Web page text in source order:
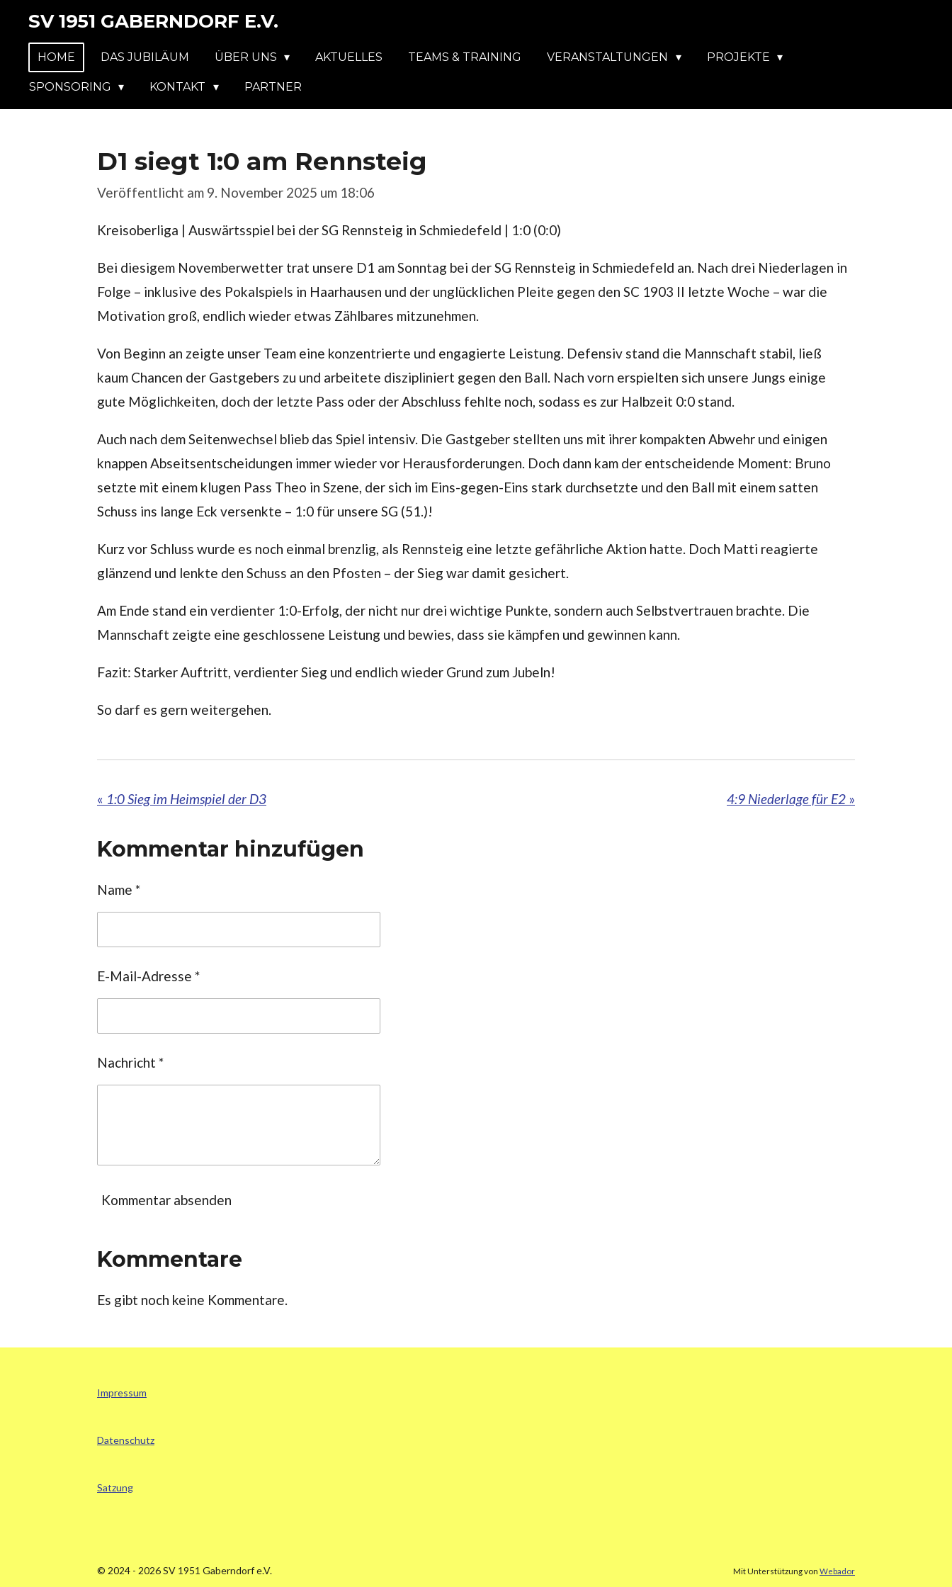
Zum
Hauptinhalt
SV 1951 GABERNDORF E.V.
HOME DAS JUBILÄUM ÜBER UNS AKTUELLES TEAMS & TRAINING VERANSTALTUNGEN PROJEKTE
SPONSORING KONTAKT PARTNER
D1 siegt 1:0 am Rennsteig
Veröffentlicht am 9. November 2025 um 18:06
Kreisoberliga | Auswärtsspiel bei der SG Rennsteig in Schmiedefeld | 1:0 (0:0)
Bei diesigem Novemberwetter trat unsere D1 am Sonntag bei der SG Rennsteig in Schmiedefeld an. Nach drei Niederlagen in
Folge – inklusive des Pokalspiels in Haarhausen und der unglücklichen Pleite gegen den SC 1903 II letzte Woche – war die
Motivation groß, endlich wieder etwas Zählbares mitzunehmen.
Von Beginn an zeigte unser Team eine konzentrierte und engagierte Leistung. Defensiv stand die Mannschaft stabil, ließ
kaum Chancen der Gastgebers zu und arbeitete diszipliniert gegen den Ball. Nach vorn erspielten sich unsere Jungs einige
gute Möglichkeiten, doch der letzte Pass oder der Abschluss fehlte noch, sodass es zur Halbzeit 0:0 stand.
Auch nach dem Seitenwechsel blieb das Spiel intensiv. Die Gastgeber stellten uns mit ihrer kompakten Abwehr und einigen
knappen Abseitsentscheidungen immer wieder vor Herausforderungen. Doch dann kam der entscheidende Moment: Bruno
setzte mit einem klugen Pass Theo in Szene, der sich im Eins-gegen-Eins stark durchsetzte und den Ball mit einem satten
Schuss ins lange Eck versenkte – 1:0 für unsere SG (51.)!
Kurz vor Schluss wurde es noch einmal brenzlig, als Rennsteig eine letzte gefährliche Aktion hatte. Doch Matti reagierte
glänzend und lenkte den Schuss an den Pfosten – der Sieg war damit gesichert.
Am Ende stand ein verdienter 1:0-Erfolg, der nicht nur drei wichtige Punkte, sondern auch Selbstvertrauen brachte. Die
Mannschaft zeigte eine geschlossene Leistung und bewies, dass sie kämpfen und gewinnen kann.
Fazit: Starker Auftritt, verdienter Sieg und endlich wieder Grund zum Jubeln!
So darf es gern weitergehen.
« 1:0 Sieg im Heimspiel der D3 4:9 Niederlage für E2 »
Kommentar hinzufügen
Name *
E-Mail-Adresse *
Nachricht *
Kommentar absenden
Kommentare
Es gibt noch keine Kommentare.
Impressum
Datenschutz
Satzung
© 2024 - 2026 SV 1951 Gaberndorf e.V. Mit Unterstützung von Webador